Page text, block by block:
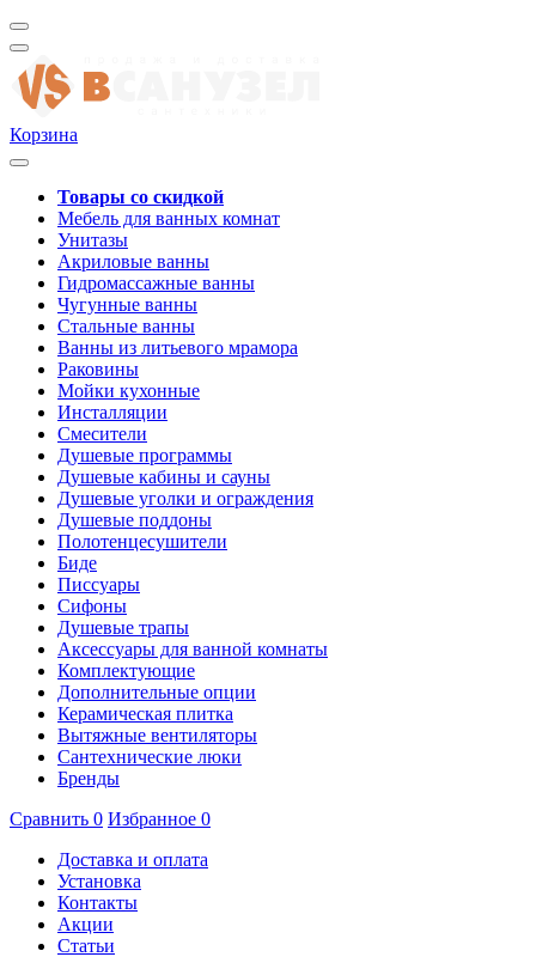
Корзина
Товары со скидкой
Мебель для ванных комнат
Унитазы
Акриловые ванны
Гидромассажные ванны
Чугунные ванны
Стальные ванны
Ванны из литьевого мрамора
Раковины
Мойки кухонные
Инсталляции
Смесители
Душевые программы
Душевые кабины и сауны
Душевые уголки и ограждения
Душевые поддоны
Полотенцесушители
Биде
Писсуары
Сифоны
Душевые трапы
Аксессуары для ванной комнаты
Комплектующие
Дополнительные опции
Керамическая плитка
Вытяжные вентиляторы
Сантехнические люки
Бренды
Сравнить 0 Избранное 0
Доставка и оплата
Установка
Контакты
Акции
Статьи